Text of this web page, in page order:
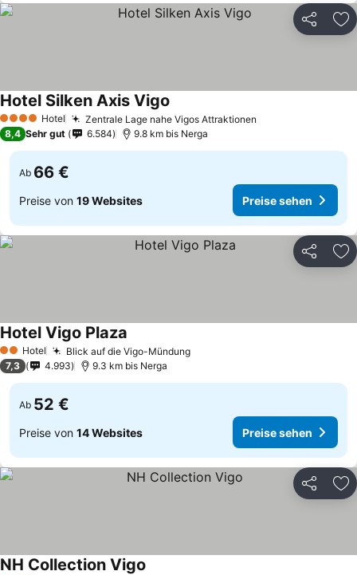
Teilen
4 Sterne Hotel Zentrale Lage nahe Vigos Attraktionen
Hotel Silken Axis Vigo
8,4 Sehr gut 6.584 9.8 km bis Nerga
Ab 66 €
Preise von 19 Websites Preise sehen
Teilen
2 Sterne
Hotel Blick auf die Vigo-Mündung
Hotel Vigo Plaza
7,3 4.993 9.3 km bis Nerga
Ab 52 €
Preise von 14 Websites Preise sehen
Teilen
NH Collection Vigo